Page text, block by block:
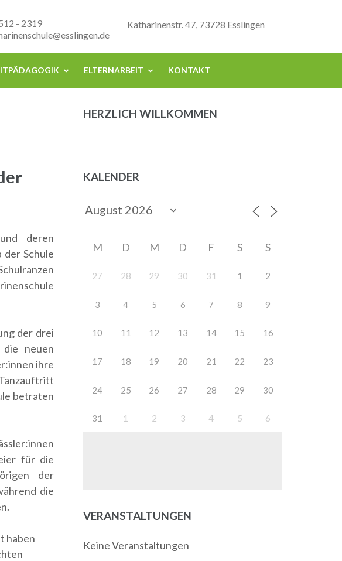
Katharinenstr. 47, 73728 Esslingen
- 2319
ELTERNARBEIT KONTAKT
deren
der Schule
der drei
die neuen
ihre
betraten
für die
der
die
haben
HERZLICH WILLKOMMEN
KALENDER
M D M D F S S
27 28 29 30 31 1 2
3 4 5 6 7 8 9
10 11 12 13 14 15 16
17 18 19 20 21 22 23
24 25 26 27 28 29 30
31 1 2 3 4 5 6
VERANSTALTUNGEN
Keine Veranstaltungen